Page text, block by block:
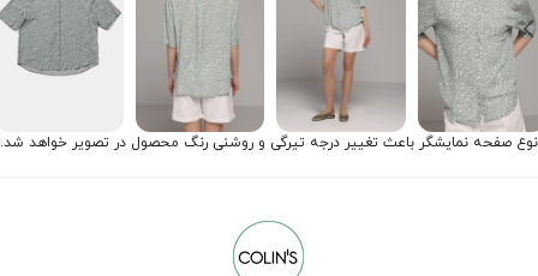
نوع صفحه نمایشگر باعث تغییر درجه تیرگی و روشنی رنگ محصول در تصویر خواهد شد.